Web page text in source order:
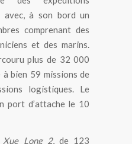
avec, à son bord un
comprenant des
et des marins.
plus de 32 000
à bien 59 missions de
logistiques. Le
port d’attache le 10
Xue Long 2, de 123